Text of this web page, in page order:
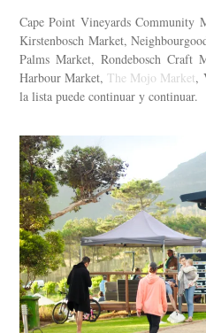
Cape Point Vineyards Community
Kirstenbosch Market,
Palms Market, Rondebosch Craft
Harbour Market,The Mojo Market,
la lista puede continuar y continuar.